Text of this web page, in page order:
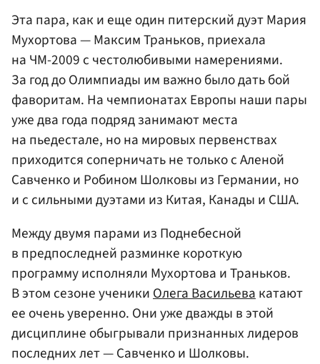
Эта пара, как и еще один питерский дуэт Мария
Мухортова — МаксимТраньков, приехала
на ЧМ-2009 с честолюбивыми намерениями.
За год до Олимпиады им важно было дать бой
фаворитам. На чемпионатах Европы наши пары
уже два года подряд занимают места
на пьедестале, но на мировых первенствах
приходится соперничать не только с Аленой
Савченкои Робином Шолковы из Германии, но
и с сильными дуэтами из Китая, Канады и США.
Между двумя парами из Поднебесной
в предпоследней разминке короткую
программу исполняли Мухортова и Траньков.
В этом сезоне ученикиОлега Васильевакатают
ее очень уверенно. Они уже дважды в этой
дисциплине обыгрывали признанных лидеров
последних лет — Савченко и Шолковы.